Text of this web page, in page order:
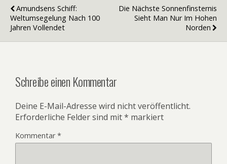
Amundsens Schiff:
Weltumsegelung Nach 100
Jahren Vollendet
Die Nächste Sonnenfinsternis
Sieht Man Nur Im Hohen
Norden
Schreibe einen Kommentar
Deine E-Mail-Adresse wird nicht veröffentlicht.
Erforderliche Felder sind mit* markiert
Kommentar*